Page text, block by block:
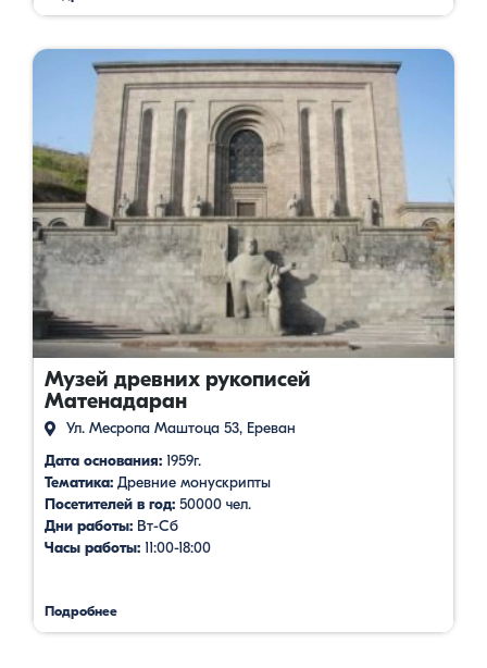
Музей древних рукописей
Матенадаран
Ул. Месропа Маштоца 53, Ереван
Дата основания: 1959г.
Тематика: Древние монускрипты
Посетителей в год: 50000 чел.
Дни работы: Вт-Сб
Часы работы: 11:00-18:00
Подробнее